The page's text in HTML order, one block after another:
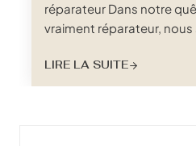
réparateur Dans notre
vraiment réparateur,
moelleux, négligeant les
constituent les
LIRE LA SUITE